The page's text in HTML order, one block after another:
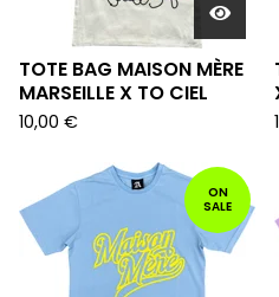
TOTE BAG MAISON MÈRE
MARSEILLE X TO CIEL
10,00 €
ON
SALE